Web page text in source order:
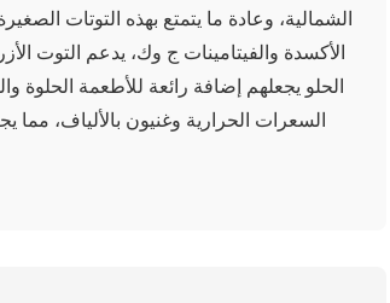
الشمالية، وعادة ما يتمتع بهذه التوتات
الأكسدة والفيتامينات ج وك، يدعم التوت
الحلو يجعلهم إضافة رائعة للأطعمة
السعرات الحرارية وغنيون بالألياف، مما